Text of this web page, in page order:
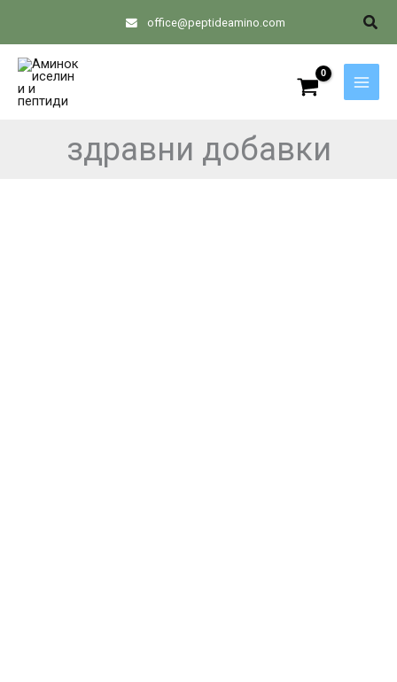
content
office@peptideamino.com
здравни добавки